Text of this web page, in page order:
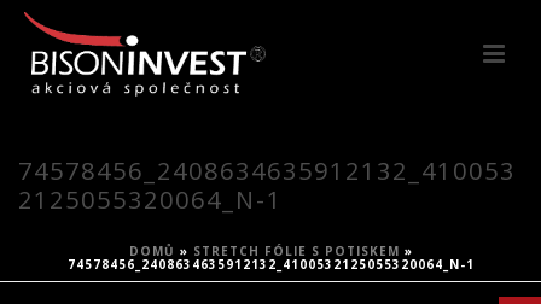
74578456_2408634635912132_410053
2125055320064_N-1
DOMŮ » STRETCH FÓLIE S POTISKEM »
74578456_2408634635912132_4100532125055320064_N-1